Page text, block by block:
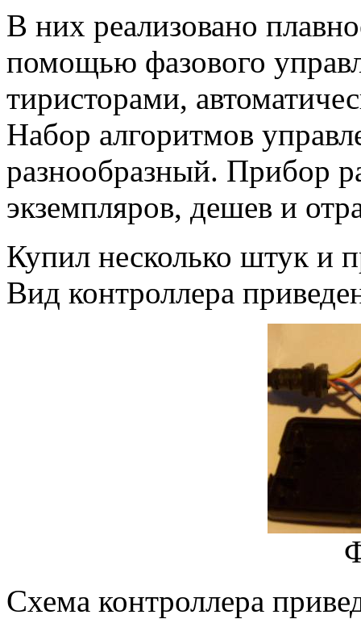
В них реализовано
помощью фазового
тиристорами,
Набор алгоритмов
разнообразный. Прибор
экземпляров, дешев и
Купил несколько штук и
Вид контроллера
Схема контроллера